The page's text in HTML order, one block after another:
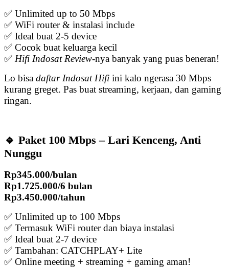
✅ Unlimited up to 50 Mbps
✅ WiFi router & instalasi include
✅ Ideal buat 2-5 device
✅ Cocok buat keluarga kecil
✅ Hifi Indosat Review-nya banyak yang puas beneran!
Lo bisa daftar Indosat Hifi ini kalo ngerasa 30 Mbps
kurang greget. Pas buat streaming, kerjaan, dan gaming
ringan.
🔹 Paket 100 Mbps – Lari Kenceng, Anti
Nunggu
Rp345.000/bulan
Rp1.725.000/6 bulan
Rp3.450.000/tahun
✅ Unlimited up to 100 Mbps
✅ Termasuk WiFi router dan biaya instalasi
✅ Ideal buat 2-7 device
✅ Tambahan: CATCHPLAY+ Lite
✅ Online meeting + streaming + gaming aman!